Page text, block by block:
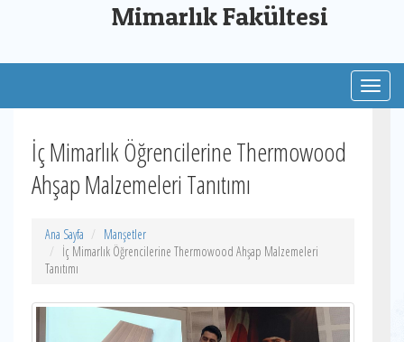
Mimarlık Fakültesi
İç Mimarlık Öğrencilerine Thermowood
Ahşap Malzemeleri Tanıtımı
Ana Sayfa
Manşetler
İç Mimarlık Öğrencilerine Thermowood Ahşap Malzemeleri
Tanıtımı